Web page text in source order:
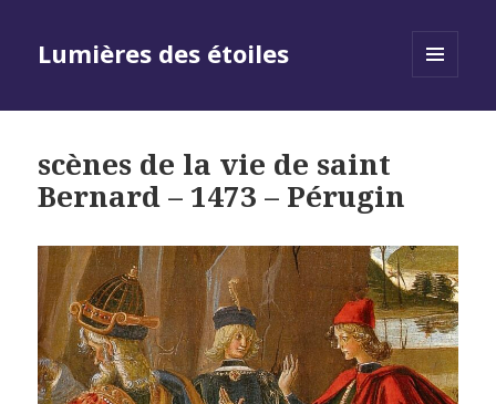
Lumières des étoiles
scènes de la vie de saint
Bernard – 1473 – Pérugin